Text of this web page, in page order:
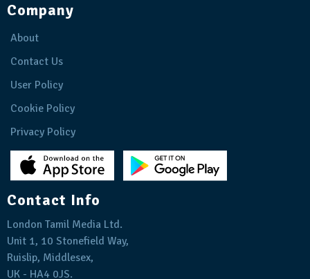
Company
About
Contact Us
User Policy
Cookie Policy
Privacy Policy
Contact Info
London Tamil Media Ltd.
Unit 1, 10 Stonefield Way,
Ruislip, Middlesex,
UK - HA4 0JS.